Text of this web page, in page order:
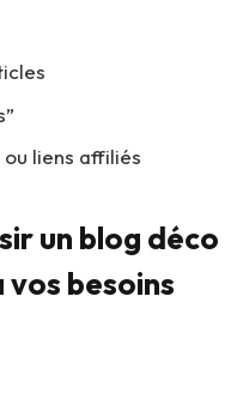
liens affiliés
un blog déco
besoins